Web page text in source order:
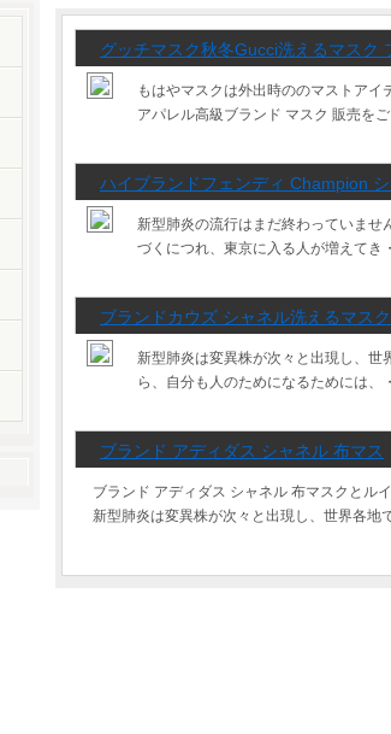
グッチマスク秋冬Gucci洗えるマスク
もはやマスクは外出時ののマストア
アパレル高級ブランド マスク 販売を
ハイブランドフェンディ Champion
新型肺炎の流行はまだ終わっていま
づくにつれ、東京に入る人が増えてき
ブランドカウズ シャネル洗えるマスク
新型肺炎は変異株が次々と出現し、
ら、自分も人のためになるためには、
ブランド アディダス シャネル 布マス
ブランド アディダス シャネル 布マスクとル
新型肺炎は変異株が次々と出現し、世界各地